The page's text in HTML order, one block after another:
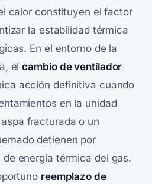
calor constituyen el factor
la estabilidad térmica
En el entorno de la
elcambio de ventilador
acción definitiva cuando
en la unidad
fracturada o un
detienen por
energía térmica del gas.
reemplazo de